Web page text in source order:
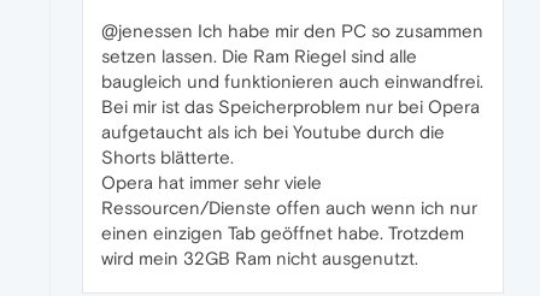
@jenessen Ich habe mir den PC so zusammen
setzen lassen. Die Ram Riegel sind alle
baugleich und funktionieren auch einwandfrei.
Bei mir ist das Speicherproblem nur bei Opera
aufgetaucht als ich bei Youtube durch die
Shorts blätterte.
Opera hat immer sehr viele
Ressourcen/Dienste offen auch wenn ich nur
einen einzigen Tab geöffnet habe. Trotzdem
wird mein 32GB Ram nicht ausgenutzt.